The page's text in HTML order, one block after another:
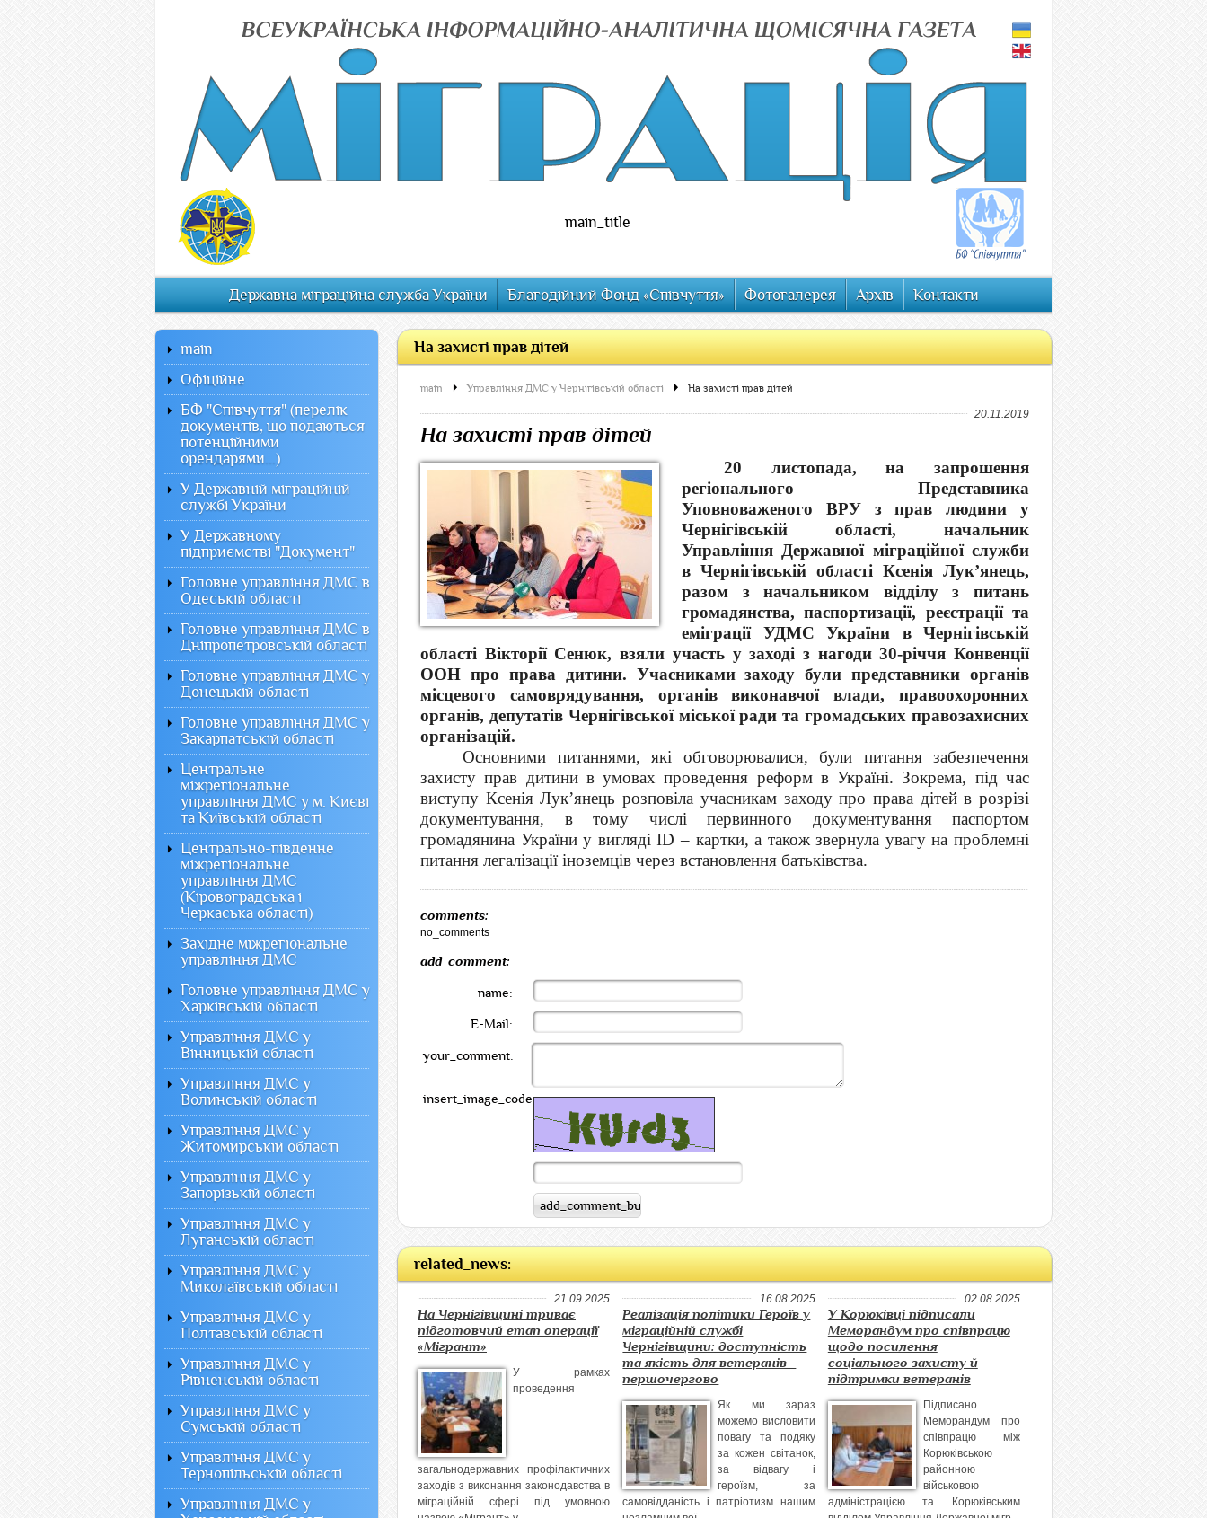
main_title
Державна міграційна служба України Благодійний Фонд «Співчуття» Фотогалерея Архів Контакти
На захисті прав дітей
main Управління ДМС у Чернігівській області На захисті прав дітей
20.11.2019
На захисті прав дітей
20 листопада, на запрошення
регіонального Представника
Уповноваженого ВРУ з прав людини у
Чернігівській області, начальник
Управління Державної міграційної служби
в Чернігівській області Ксенія Лук’янець,
разом з начальником відділу з питань
громадянства, паспортизації, реєстрації та
еміграції УДМС України в Чернігівській
області Вікторії Сенюк, взяли участь у заході з нагоди 30-річчя Конвенції
ООН про права дитини. Учасниками заходу були представники органів
місцевого самоврядування, органів виконавчої влади, правоохоронних
органів, депутатів Чернігівської міської ради та громадських правозахисних
організацій.
Основними питаннями, які обговорювалися, були питання забезпечення
захисту прав дитини в умовах проведення реформ в Україні. Зокрема, під час
виступу Ксенія Лук’янець розповіла учасникам заходу про права дітей в розрізі
документування, в тому числі первинного документування паспортом
громадянина України у виглядіID – картки, а також звернула увагу на проблемні
питання легалізації іноземців через встановлення батьківства.
comments:
no_comments
add_comment:
name:
E-Mail:
your_comment:
insert_image_code:
related_news:
21.09.2025
На Чернігівщині триває
підготовчий етап операції
«Мігрант»
У рамках
проведення
загальнодержавних профілактичних
заходів з виконання законодавства в
міграційній сфері під умовною
16.08.2025
Реалізація політики Героїв у
міграційній службі
Чернігівщини: доступність
та якість для ветеранів -
першочергово
Як ми зараз
можемо висловити
повагу та подяку
за кожен світанок,
за відвагу і
героїзм, за
самовідданість і патріотизм нашим
02.08.2025
У Корюківці підписали
Меморандум про співпрацю
щодо посилення
соціального захисту й
підтримки ветеранів
Підписано
Меморандум про
співпрацю між
Корюківською
районною
військовою
адміністрацією та Корюківським
main
Офiцiйне
БФ "Співчуття" (перелік
документів, що подаються
потенційними
орендарями...)
У Державній міграційній
службі України
У Державному
підприємстві "Документ"
Головне управління ДМС в
Одеській області
Головне управління ДМС в
Дніпропетровській області
Головне управління ДМС у
Донецькій області
Головне управління ДМС у
Закарпатській області
Центральне
міжрегіональне
управління ДМС у м. Києві
та Київській області
Центрально-південне
міжрегіональне
управління ДМС
(Кіровоградська і
Черкаська області)
Західне міжрегіональне
управління ДМС
Головне управління ДМС у
Харківській області
Управління ДМС у
Вінницькій області
Управління ДМС у
Волинській області
Управління ДМС у
Житомирській області
Управління ДМС у
Запорізькій області
Управління ДМС у
Луганській області
Управління ДМС у
Миколаївській області
Управління ДМС у
Полтавській області
Управління ДМС у
Рівненській області
Управління ДМС у
Сумській області
Управління ДМС у
Тернопільській області
Управління ДМС у